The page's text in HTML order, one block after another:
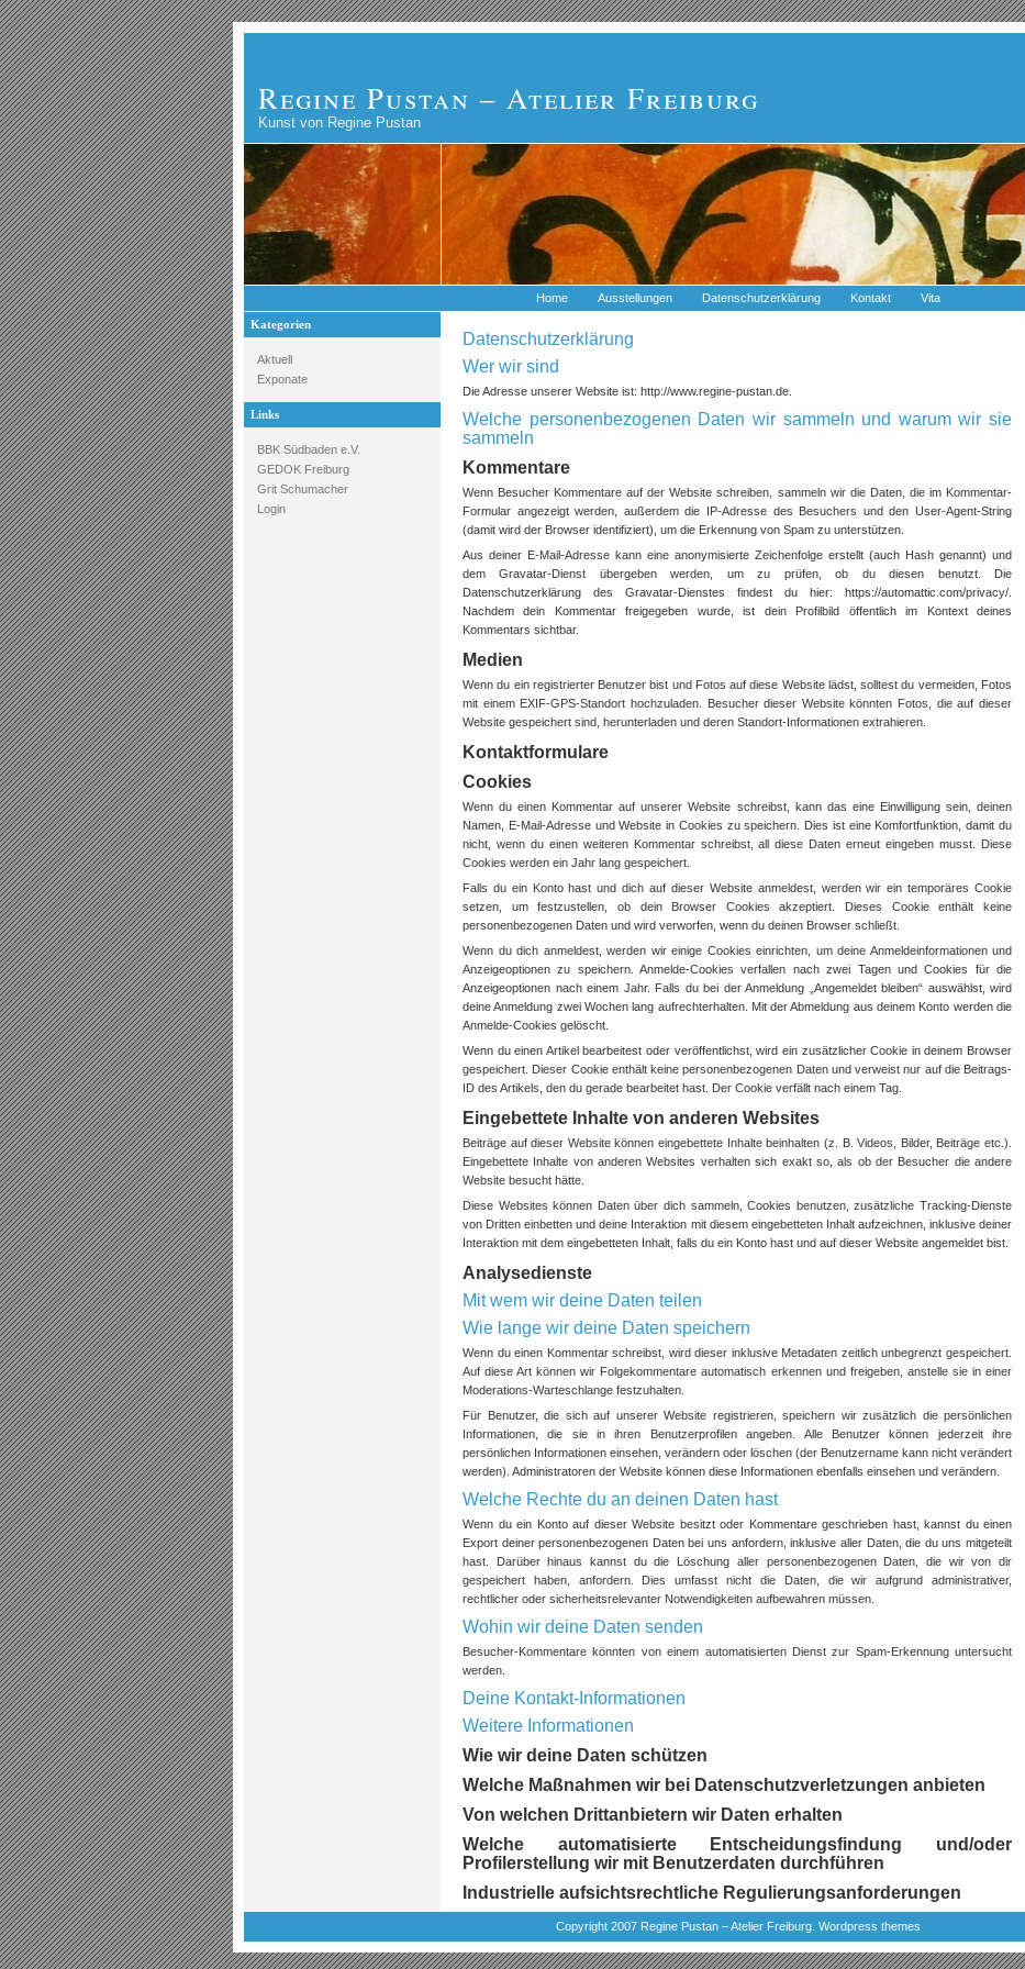
Regine Pustan – Atelier Freiburg
Kunst von Regine Pustan
Home Ausstellungen Datenschutzerklärung Kontakt Vita
Kategorien
Aktuell
Exponate
Links
BBK Südbaden e.V.
GEDOK Freiburg
Grit Schumacher
Login
Datenschutzerklärung
Wer wir sind
Die Adresse unserer Website ist: http://www.regine-pustan.de.
Welche personenbezogenen Daten wir sammeln und warum wir sie
sammeln
Kommentare
Wenn Besucher Kommentare auf der Website schreiben, sammeln wir die Daten, die im Kommentar-
Formular angezeigt werden, außerdem die IP-Adresse des Besuchers und den User-Agent-String
(damit wird der Browser identifiziert), um die Erkennung von Spam zu unterstützen.
Aus deiner E-Mail-Adresse kann eine anonymisierte Zeichenfolge erstellt (auch Hash genannt) und
dem Gravatar-Dienst übergeben werden, um zu prüfen, ob du diesen benutzt. Die
Datenschutzerklärung des Gravatar-Dienstes findest du hier: https://automattic.com/privacy/.
Nachdem dein Kommentar freigegeben wurde, ist dein Profilbild öffentlich im Kontext deines
Kommentars sichtbar.
Medien
Wenn du ein registrierter Benutzer bist und Fotos auf diese Website lädst, solltest du vermeiden, Fotos
mit einem EXIF-GPS-Standort hochzuladen. Besucher dieser Website könnten Fotos, die auf dieser
Website gespeichert sind, herunterladen und deren Standort-Informationen extrahieren.
Kontaktformulare
Cookies
Wenn du einen Kommentar auf unserer Website schreibst, kann das eine Einwilligung sein, deinen
Namen, E-Mail-Adresse und Website in Cookies zu speichern. Dies ist eine Komfortfunktion, damit du
nicht, wenn du einen weiteren Kommentar schreibst, all diese Daten erneut eingeben musst. Diese
Cookies werden ein Jahr lang gespeichert.
Falls du ein Konto hast und dich auf dieser Website anmeldest, werden wir ein temporäres Cookie
setzen, um festzustellen, ob dein Browser Cookies akzeptiert. Dieses Cookie enthält keine
personenbezogenen Daten und wird verworfen, wenn du deinen Browser schließt.
Wenn du dich anmeldest, werden wir einige Cookies einrichten, um deine Anmeldeinformationen und
Anzeigeoptionen zu speichern. Anmelde-Cookies verfallen nach zwei Tagen und Cookies für die
Anzeigeoptionen nach einem Jahr. Falls du bei der Anmeldung „Angemeldet bleiben“ auswählst, wird
deine Anmeldung zwei Wochen lang aufrechterhalten. Mit der Abmeldung aus deinem Konto werden die
Anmelde-Cookies gelöscht.
Wenn du einen Artikel bearbeitest oder veröffentlichst, wird ein zusätzlicher Cookie in deinem Browser
gespeichert. Dieser Cookie enthält keine personenbezogenen Daten und verweist nur auf die Beitrags-
ID des Artikels, den du gerade bearbeitet hast. Der Cookie verfällt nach einem Tag.
Eingebettete Inhalte von anderen Websites
Beiträge auf dieser Website können eingebettete Inhalte beinhalten (z. B. Videos, Bilder, Beiträge etc.).
Eingebettete Inhalte von anderen Websites verhalten sich exakt so, als ob der Besucher die andere
Website besucht hätte.
Diese Websites können Daten über dich sammeln, Cookies benutzen, zusätzliche Tracking-Dienste
von Dritten einbetten und deine Interaktion mit diesem eingebetteten Inhalt aufzeichnen, inklusive deiner
Interaktion mit dem eingebetteten Inhalt, falls du ein Konto hast und auf dieser Website angemeldet bist.
Analysedienste
Mit wem wir deine Daten teilen
Wie lange wir deine Daten speichern
Wenn du einen Kommentar schreibst, wird dieser inklusive Metadaten zeitlich unbegrenzt gespeichert.
Auf diese Art können wir Folgekommentare automatisch erkennen und freigeben, anstelle sie in einer
Moderations-Warteschlange festzuhalten.
Für Benutzer, die sich auf unserer Website registrieren, speichern wir zusätzlich die persönlichen
Informationen, die sie in ihren Benutzerprofilen angeben. Alle Benutzer können jederzeit ihre
persönlichen Informationen einsehen, verändern oder löschen (der Benutzername kann nicht verändert
werden). Administratoren der Website können diese Informationen ebenfalls einsehen und verändern.
Welche Rechte du an deinen Daten hast
Wenn du ein Konto auf dieser Website besitzt oder Kommentare geschrieben hast, kannst du einen
Export deiner personenbezogenen Daten bei uns anfordern, inklusive aller Daten, die du uns mitgeteilt
hast. Darüber hinaus kannst du die Löschung aller personenbezogenen Daten, die wir von dir
gespeichert haben, anfordern. Dies umfasst nicht die Daten, die wir aufgrund administrativer,
rechtlicher oder sicherheitsrelevanter Notwendigkeiten aufbewahren müssen.
Wohin wir deine Daten senden
Besucher-Kommentare könnten von einem automatisierten Dienst zur Spam-Erkennung untersucht
werden.
Deine Kontakt-Informationen
Weitere Informationen
Wie wir deine Daten schützen
Welche Maßnahmen wir bei Datenschutzverletzungen anbieten
Von welchen Drittanbietern wir Daten erhalten
Welche automatisierte Entscheidungsfindung und/oder
Profilerstellung wir mit Benutzerdaten durchführen
Industrielle aufsichtsrechtliche Regulierungsanforderungen
Copyright 2007 Regine Pustan – Atelier Freiburg. Wordpress themes